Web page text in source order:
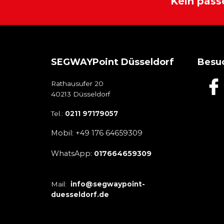
SEGWAYPoint Düsseldorf
Rathausufer 20
40213 Düsseldorf
Tel.: 0211 97179057
Mobil: +49 176 64659309
WhatsApp: 017664659309
Mail: info@segwaypoint-
duesseldorf.de